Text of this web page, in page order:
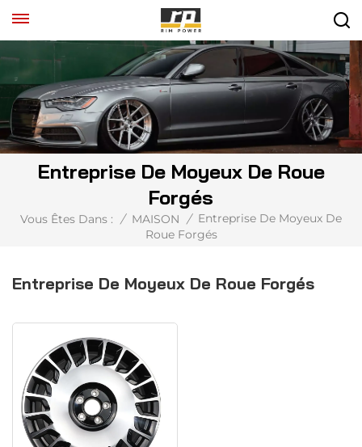
Entreprise De Moyeux De Roue
Forgés
Vous Êtes Dans : / MAISON / Entreprise De Moyeux De
Roue Forgés
Entreprise De Moyeux De Roue Forgés